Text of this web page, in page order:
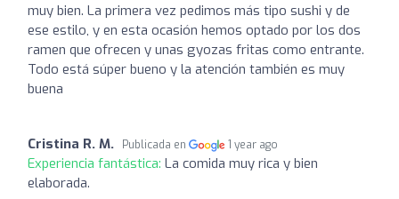
muy bien. La primera vez pedimos más tipo sushi y de
ese estilo, y en esta ocasión hemos optado por los dos
ramen que ofrecen y unas gyozas fritas como entrante.
Todo está súper bueno y la atención también es muy
buena
Cristina R. M. Publicada en 1 year ago
Experiencia fantástica: La comida muy rica y bien
elaborada.